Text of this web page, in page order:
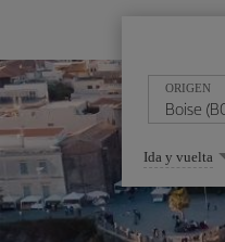
ORIGEN
Seleccione
una
opción
Ida y vuelta